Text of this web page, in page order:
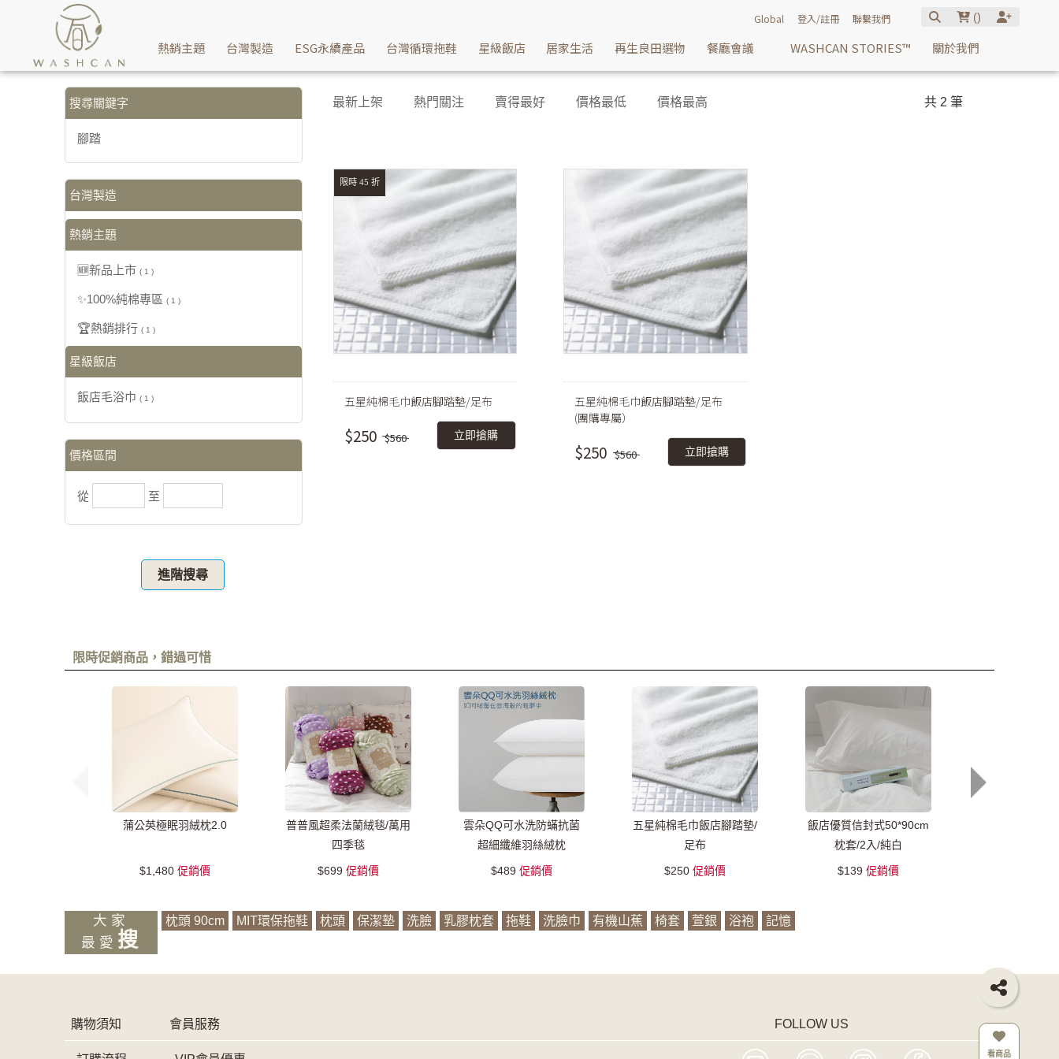
【腳踏】搜尋結果 | Washcan瓦士肯
Global 登入/註冊 聯繫我們 ()
熱銷主題 台灣製造 ESG永續產品 台灣循環拖鞋 星級飯店 居家生活 再生良田選物 餐廳會議 WASHCAN STORIES™ 關於我們
搜尋關鍵字
腳踏
台灣製造
熱銷主題
🆕新品上市 ( 1 )
✨100%純棉專區 ( 1 )
🏆熱銷排行 ( 1 )
星級飯店
飯店毛浴巾 ( 1 )
價格區間
從 至
進階搜尋
最新上架 熱門關注 賣得最好 價格最低 價格最高 共 2 筆
限時 45 折
五星純棉毛巾飯店腳踏墊/足布
$250 $560 立即搶購
五星純棉毛巾飯店腳踏墊/足布
(團購專屬）
$250 $560 立即搶購
限時促銷商品，錯過可惜
蒲公英極眠羽絨枕2.0
$1,480促銷價
普普風超柔法蘭絨毯/萬用
四季毯
$699 促銷價
雲朵QQ可水洗防蟎抗菌
超細纖維羽絲絨枕
$489 促銷價
五星純棉毛巾飯店腳踏墊/
足布
$250促銷價
飯店優質信封式50*90cm
枕套/2入/純白
$139 促銷價
大家
最愛 搜
枕頭 90cm MIT環保拖鞋 枕頭 保潔墊 洗臉 乳膠枕套 拖鞋 洗臉巾 有機山蕉 椅套 萱銀 浴袍 記憶
購物須知 會員服務 FOLLOW US
看商品